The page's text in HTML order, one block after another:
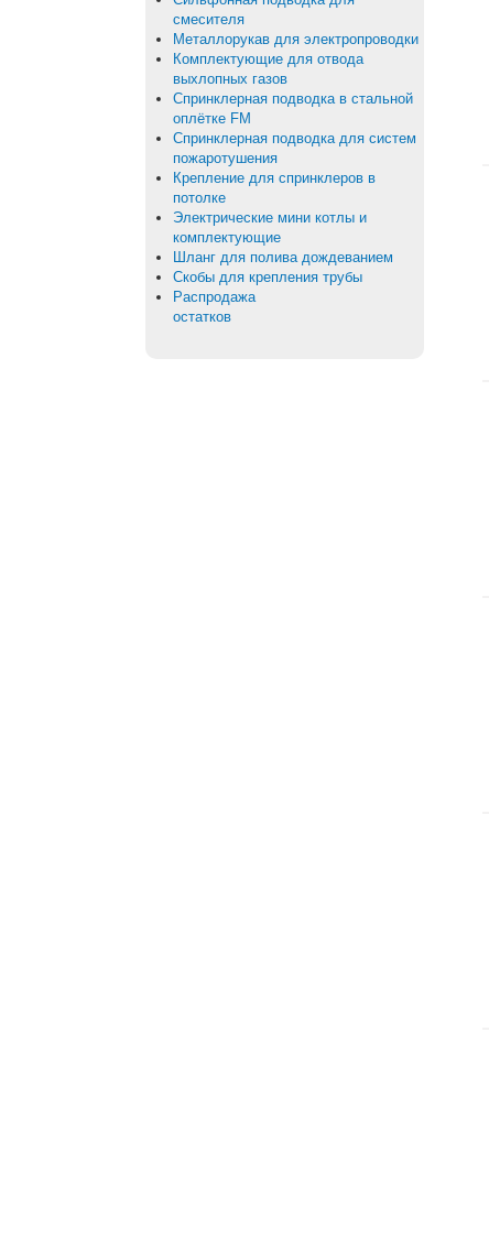
смесителя
Металлорукав для электропроводки
Комплектующие для отвода
выхлопных газов
Спринклерная подводка в стальной
оплётке FM
Спринклерная подводка для систем
пожаротушения
Крепление для спринклеров в
потолке
Электрические мини котлы и
комплектующие
Шланг для полива дождеванием
Скобы для крепления трубы
Распродажа
остатков